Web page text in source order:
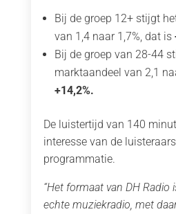
Bij de groep 12+ stijgt
van 1,4 naar 1,7%, dat is
Bij de groep van 28-44
marktaandeel van 2,1
+14,2%.
De luistertijd van 140
interesse van de
programmatie.
“Het formaat van DH Radio
echte muziekradio, met